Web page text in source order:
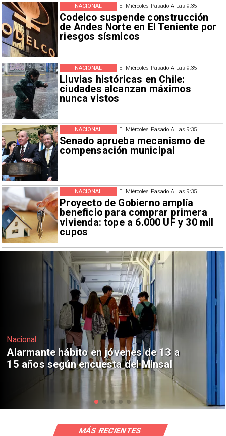
El Miércoles Pasado A Las 9:35
Codelco suspende construcción
de Andes Norte en El Teniente por
riesgos sísmicos
NACIONAL
El Miércoles Pasado A Las 9:35
Lluvias históricas en Chile:
ciudades alcanzan máximos
nunca vistos
NACIONAL
El Miércoles Pasado A Las 9:35
Senado aprueba mecanismo de
compensación municipal
NACIONAL
El Miércoles Pasado A Las 9:35
Proyecto de Gobierno amplía
beneficio para comprar primera
vivienda: tope a 6.000 UF y 30 mil
cupos
NACIONAL
Regiones
Aprueban creación del Parque
Sebastián Piñera con inversión de $4
mil millones
MÁS RECIENTES